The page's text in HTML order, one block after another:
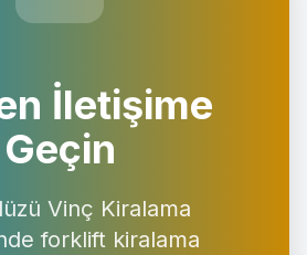
İletişime
Geçin
Vinç Kiralama
forklift kiralama